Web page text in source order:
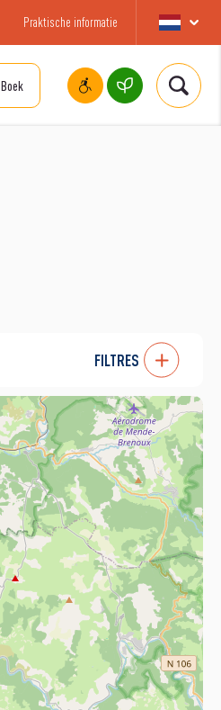
Praktische informatie
Boek
FILTRES